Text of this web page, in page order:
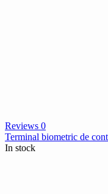
Reviews 0
Terminal biometric de
In stock